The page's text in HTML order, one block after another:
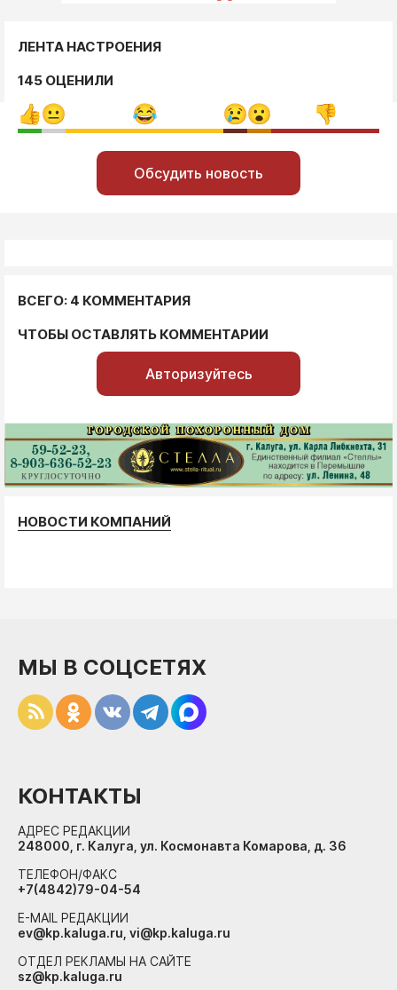
ЛЕНТА НАСТРОЕНИЯ
145 ОЦЕНИЛИ
Обсудить новость
ВСЕГО: 4 КОММЕНТАРИЯ
ЧТОБЫ ОСТАВЛЯТЬ КОММЕНТАРИИ
Авторизуйтесь
НОВОСТИ КОМПАНИЙ
МЫ В СОЦСЕТЯХ
КОНТАКТЫ
АДРЕС РЕДАКЦИИ
248000, г. Калуга, ул. Космонавта Комарова, д. 36
ТЕЛЕФОН/ФАКС
+7(4842)79-04-54
E-MAIL РЕДАКЦИИ
ev@kp.kaluga.ru, vi@kp.kaluga.ru
ОТДЕЛ РЕКЛАМЫ НА САЙТЕ
sz@kp.kaluga.ru